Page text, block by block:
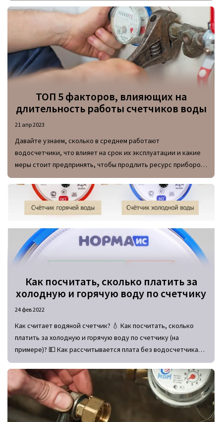
ТОП 5 факторов, влияющих на
длительность работы счетчиков воды
21 апр 2023
Давайте узнаем, сколько в среднем работают
водосчетчики, что влияет на срок их эксплуатации и какие
меры стоит предпринять, чтобы продлить ресурс приборов
учета холодной и горячей воды.
Как посчитать, сколько платить за
холодную и горячую воду по счетчику
24 фев 2022
Как считает водяной счетчик? 💧 Как посчитать, сколько
платить за холодную и горячую воду по счетчику (на
примере)? 💵 Как рассчитывается плата без водосчетчика?
Формулы для обоснования коммуналки за воду в квитанциях.